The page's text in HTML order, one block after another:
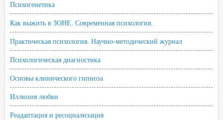
Психогенетика
Как выжить в ЗОНЕ. Современная психология.
Практическая психология. Научно-методический журнал
Психологическая диагностика
Основы клинического гипноза
Иллюзия любви
Реадаптация и ресоциализация